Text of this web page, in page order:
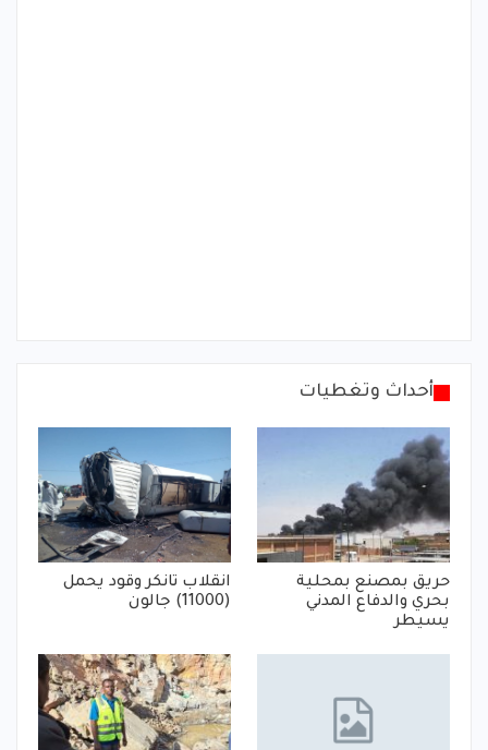
أحداث وتغطيات
حريق بمصنع بمحلية
بحري والدفاع المدني
يسيطر
انقلاب تانكر وقود يحمل
(11000) جالون